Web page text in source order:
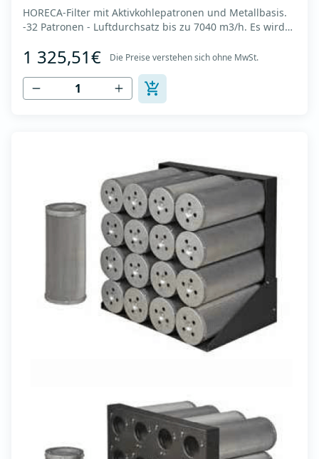
HORECA-Filter mit Aktivkohlepatronen und Metallbasis.
-32 Patronen - Luftdurchsatz bis zu 7040 m3/h. Es wird
eingesetzt, die nach der elektrostatischen Luftfiltration
zurückbleiben. Es besteht aus mikroporösen
zylindrischen Körnern mit einer Größe...
1 325,51€ Die Preise verstehen sich ohne MwSt.